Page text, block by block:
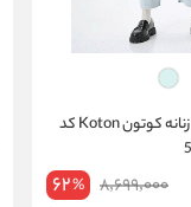
شلوار جین راسته زنانه کوتون Koton کد
8,699,000
62%